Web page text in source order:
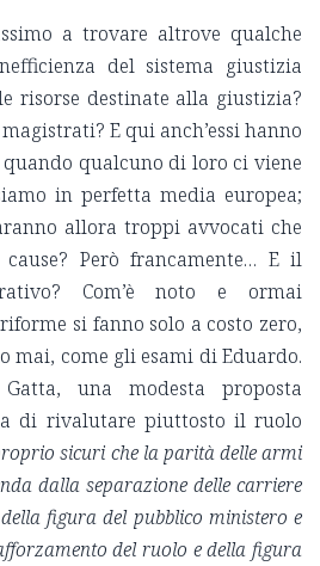
a trovare altrove qualche
del sistema giustizia
risorse destinate alla giustizia?
E qui anch’essi hanno
qualcuno di loro ci viene
in perfetta media europea;
allora troppi avvocati che
Però francamente… E il
Com’è noto e ormai
si fanno solo a costo zero,
mai, come gli esami di Eduardo.
una modesta proposta
di rivalutare piuttosto il ruolo
sicuri che la parità delle armi
dalla separazione delle carriere
figura del pubblico ministero e
del ruolo e della figura